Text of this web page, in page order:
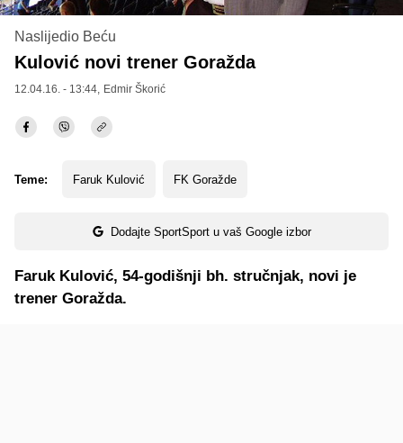
Naslijedio Beću
Kulović novi trener Goražda
12.04.16. - 13:44, Edmir Škorić
Teme: Faruk Kulović FK Goražde
Dodajte SportSport u vaš Google izbor
Faruk Kulović, 54-godišnji bh. stručnjak, novi je
trener Goražda.